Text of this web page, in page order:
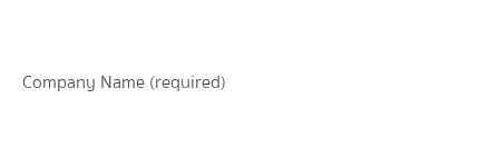
Company Name (required)